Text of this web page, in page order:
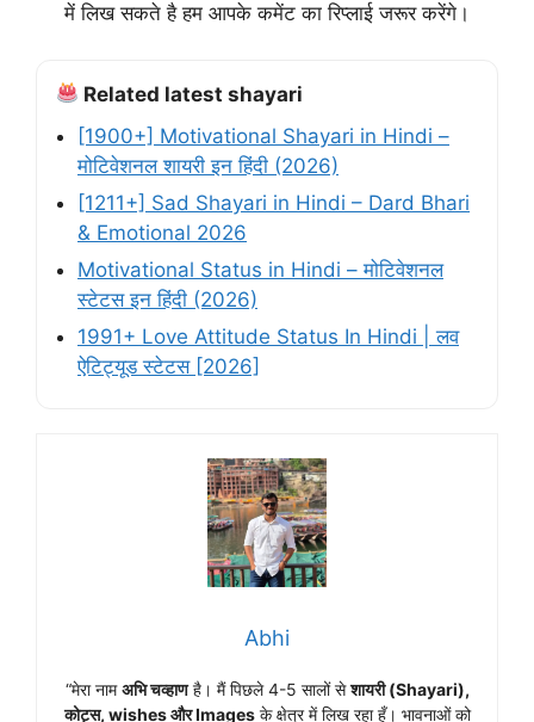
में लिख सकते है हम आपके कमेंट का रिप्लाई जरूर करेंगे।
Related latest shayari
[1900+] Motivational Shayari in Hindi –
मोटिवेशनल शायरी इन हिंदी (2026)
[1211+] Sad Shayari in Hindi – Dard Bhari
& Emotional 2026
Motivational Status in Hindi – मोटिवेशनल
स्टेटस इन हिंदी (2026)
1991+ Love Attitude Status In Hindi | लव
ऐटिट्यूड स्टेटस [2026]
Abhi
“मेरा नामअभि चव्हाणहै। मैं पिछले 4-5 सालों सेशायरी (Shayari),
कोट्स, wishes और Imagesके क्षेत्र में लिख रहा हूँ। भावनाओं को